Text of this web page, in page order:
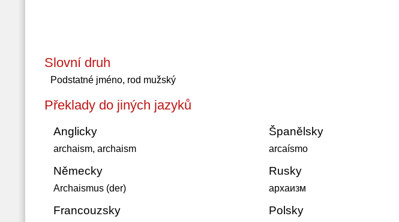
Slovní druh
Podstatné jméno, rod mužský
Překlady do jiných jazyků
Anglicky
archaism, archaism
Německy
Archaismus (der)
Francouzsky
Španělsky
arcaísmo
Rusky
архаизм
Polsky